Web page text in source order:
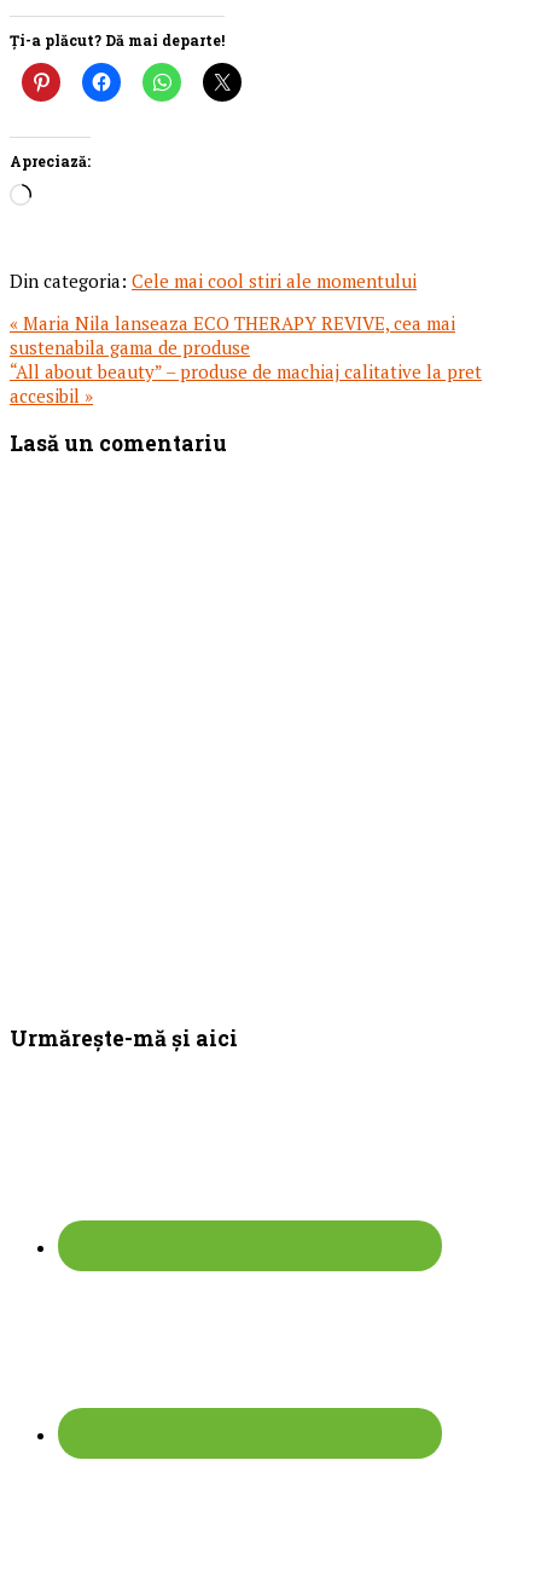
Ți-a plăcut? Dă mai departe!
Apreciază:
Încarc...
Din categoria: Cele mai cool stiri ale momentului
Articol
anterior:
« Maria Nila lanseaza ECO THERAPY REVIVE, cea mai
sustenabila gama de produse
Articolul
urmator:
“All about beauty” – produse de machiaj calitative la pret
accesibil »
Reader
Interactions
Lasă un comentariu
Bara
Urmărește-mă și aici